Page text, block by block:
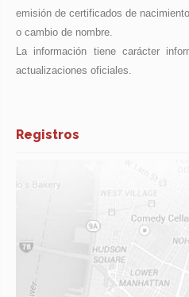
emisión de certificados de
o cambio de nombre.
La información tiene carácter
actualizaciones oficiales.
Registros